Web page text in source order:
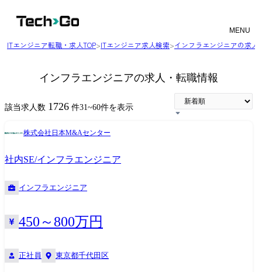
MENU
ITエンジニア転職・求人TOP>ITエンジニア求人検索>インフラエンジニアの求人
インフラエンジニアの求人・転職情報
該当求人数 1726 件31~60件を表示
株式会社日本M&Aセンター
社内SE/インフラエンジニア
インフラエンジニア
450～800万円
正社員 東京都千代田区